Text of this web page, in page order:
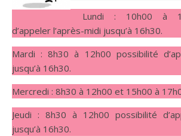
Lundi : 10h00 à
d’appeler l’après-midi jusqu’à 16h30.
Mardi : 8h30 à 12h00 possibilité
jusqu’à 16h30.
Mercredi : 8h30 à 12h00 et 15h00 à
Jeudi : 8h30 à 12h00 possibilité
jusqu’à 16h30.